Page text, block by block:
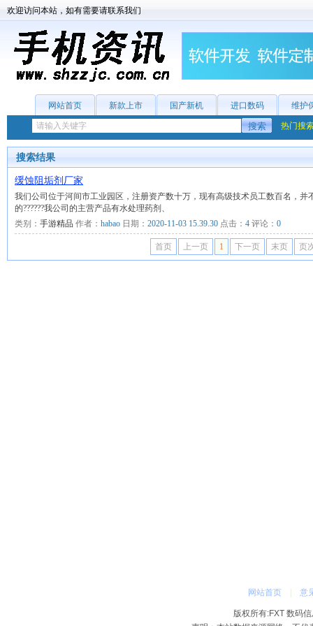
欢迎访问本站，如有需要请联系我们
网站首页 新款上市 国产新机 进口数码 维护
热门搜
搜索结果
缓蚀阻垢剂厂家
我们公司位于河间市工业园区，注册资产数十万，现有高级技术员工数百名，
的??????我公司的主营产品有水处理药剂、
类别： 手游精品 作者： habao 日期： 2020-11-03 15.39.30 点击： 4 评论： 0
首页 上一页 1 下一页 末页 页
网站首页| 意
版权所有:FXT 数码